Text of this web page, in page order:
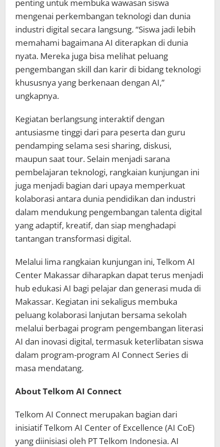
penting untuk membuka wawasan siswa
mengenai perkembangan teknologi dan dunia
industri digital secara langsung. “Siswa jadi lebih
memahami bagaimana AI diterapkan di dunia
nyata. Mereka juga bisa melihat peluang
pengembangan skill dan karir di bidang teknologi
khususnya yang berkenaan dengan AI,”
ungkapnya.
Kegiatan berlangsung interaktif dengan
antusiasme tinggi dari para peserta dan guru
pendamping selama sesi sharing, diskusi,
maupun saat tour. Selain menjadi sarana
pembelajaran teknologi, rangkaian kunjungan ini
juga menjadi bagian dari upaya memperkuat
kolaborasi antara dunia pendidikan dan industri
dalam mendukung pengembangan talenta digital
yang adaptif, kreatif, dan siap menghadapi
tantangan transformasi digital.
Melalui lima rangkaian kunjungan ini, Telkom AI
Center Makassar diharapkan dapat terus menjadi
hub edukasi AI bagi pelajar dan generasi muda di
Makassar. Kegiatan ini sekaligus membuka
peluang kolaborasi lanjutan bersama sekolah
melalui berbagai program pengembangan literasi
AI dan inovasi digital, termasuk keterlibatan siswa
dalam program-program AI Connect Series di
masa mendatang.
About Telkom AI Connect
Telkom AI Connect merupakan bagian dari
inisiatif Telkom AI Center of Excellence (AI CoE)
yang diinisiasi oleh PT Telkom Indonesia. AI